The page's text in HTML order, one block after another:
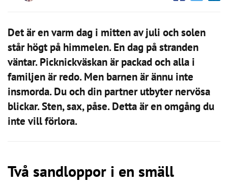
Det är en varm dag i mitten av juli och solen
står högt på himmelen. En dag på stranden
väntar. Picknickväskan är packad och alla i
familjen är redo. Men barnen är ännu inte
insmorda. Du och din partner utbyter nervösa
blickar. Sten, sax, påse. Detta är en omgång du
inte vill förlora.
Två sandloppor i en smäll